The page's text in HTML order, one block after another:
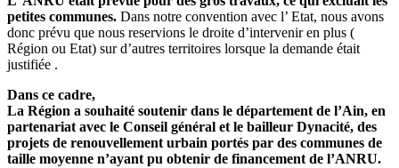
petites communes. Dans notre convention avec l’ Etat, nous avons
donc prévu que nous reservions le droite d’intervenir en plus (
Région ou Etat) sur d’autres territoires lorsque la demande était
justifiée .
Dans ce cadre,
La Région a souhaité soutenir dans le département de l’Ain, en
partenariat avec le Conseil général et le bailleur Dynacité, des
projets de renouvellement urbain portés par des communes de
taille moyenne n’ayant pu obtenir de financement de l’ANRU.